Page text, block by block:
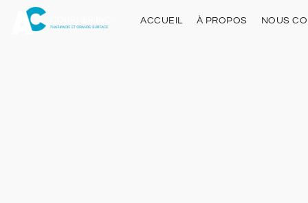
ACCUEIL À PROPOS NOUS